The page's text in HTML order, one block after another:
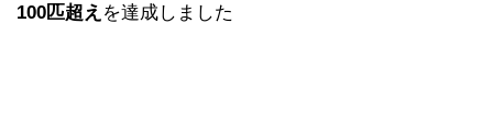
100匹超え を達成しました